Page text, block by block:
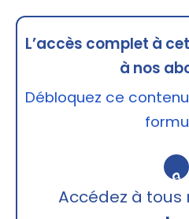
L’accès complet à
à nos
Débloquez ce
🔒
Accédez à tous